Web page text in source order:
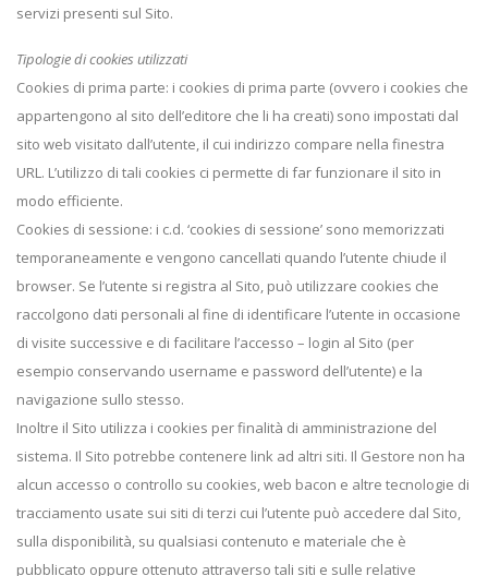
servizi presenti sul Sito.
Tipologie di cookies utilizzati
Cookies di prima parte: i cookies di prima parte (ovvero i cookies che
appartengono al sito dell’editore che li ha creati) sono impostati dal
sito web visitato dall’utente, il cui indirizzo compare nella finestra
URL. L’utilizzo di tali cookies ci permette di far funzionare il sito in
modo efficiente.
Cookies di sessione: i c.d. ‘cookies di sessione’ sono memorizzati
temporaneamente e vengono cancellati quando l’utente chiude il
browser. Se l’utente si registra al Sito, può utilizzare cookies che
raccolgono dati personali al fine di identificare l’utente in occasione
di visite successive e di facilitare l’accesso – login al Sito (per
esempio conservando username e password dell’utente) e la
navigazione sullo stesso.
Inoltre il Sito utilizza i cookies per finalità di amministrazione del
sistema. Il Sito potrebbe contenere link ad altri siti. Il Gestore non ha
alcun accesso o controllo su cookies, web bacon e altre tecnologie di
tracciamento usate sui siti di terzi cui l’utente può accedere dal Sito,
sulla disponibilità, su qualsiasi contenuto e materiale che è
pubblicato oppure ottenuto attraverso tali siti e sulle relative